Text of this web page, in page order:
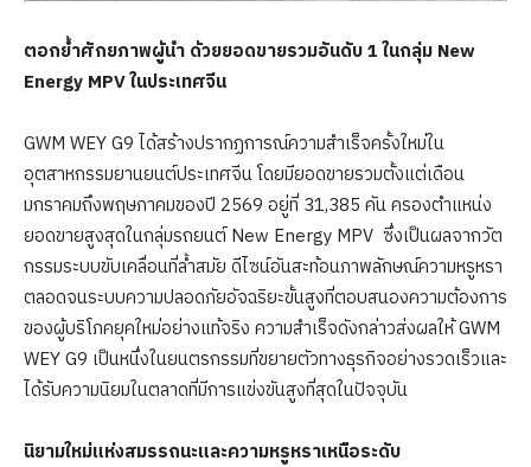
ตอกย้ำศักยภาพผู้นำ ด้วยยอดขายรวมอันดับ 1 ในกลุ่ม New
Energy MPVในประเทศจีน
GWM WEY G9 ได้สร้างปรากฏการณ์ความสำเร็จครั้งใหม่ใน
อุตสาหกรรมยานยนต์ประเทศจีน โดยมียอดขายรวมตั้งแต่เดือน
มกราคมถึงพฤษภาคมของปี 2569 อยู่ที่ 31,385 คัน ครองตำแหน่ง
ยอดขายสูงสุดในกลุ่มรถยนต์ New Energy MPV ซึ่งเป็นผลจากวัต
กรรมระบบขับเคลื่อนที่ล้ำสมัย ดีไซน์อันสะท้อนภาพลักษณ์ความหรูหรา
ตลอดจนระบบความปลอดภัยอัจฉริยะขั้นสูงที่ตอบสนองความต้องการ
ของผู้บริโภคยุคใหม่อย่างแท้จริง ความสำเร็จดังกล่าวส่งผลให้ GWM
WEY G9 เป็นหนึ่งในยนตรกรรมที่ขยายตัวทางธุรกิจอย่างรวดเร็วและ
ได้รับความนิยมในตลาดที่มีการแข่งขันสูงที่สุดในปัจจุบัน
นิยามใหม่แห่งสมรรถนะและความหรูหราเหนือระดับ